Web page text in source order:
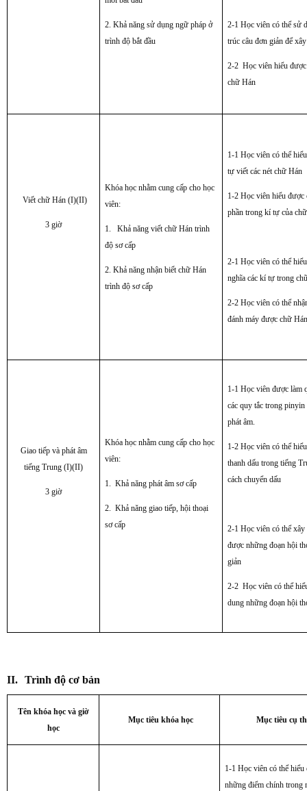
2. Khả năng sử dụng ngữ pháp ở
trình độ bắt đầu
2-1 Học viên có thể sử
trúc câu đơn giản để
2-2 Học viên hiểu được
chữ Hán
Viết chữ Hán (I)(II)
3 giờ
Khóa học nhằm cung cấp cho học
viên:
1. Khả năng viết chữ Hán trình
độ sơ cấp
2. Khả năng nhận biết chữ Hán
trình độ sơ cấp
1-1 Học viên có thể
tự viết các nét chữ Hán
1-2 Học viên hiểu được
phần trong kí tự của
2-1 Học viên có thể
nghĩa các kí tự trong
2-2 Học viên có thể
đánh máy được chữ
Giao tiếp và phát âm
tiếng Trung (I)(II)
3 giờ
Khóa học nhằm cung cấp cho học
viên:
1. Khả năng phát âm sơ cấp
2. Khả năng giao tiếp, hội thoại
sơ cấp
1-1 Học viên được làm
các quy tắc trong pinyin
phát âm.
1-2 Học viên có thể
thanh dấu trong tiếng
cách chuyển dấu
2-1 Học viên có thể
được những đoạn hội
giản
2-2 Học viên có thể
dung những đoạn hội
II. Trình độ cơ bản
Tên khóa học và giờ
học
Mục tiêu khóa học Mục tiêu cụ
1-1 Học viên có thể hiểu
những điểm chính trong